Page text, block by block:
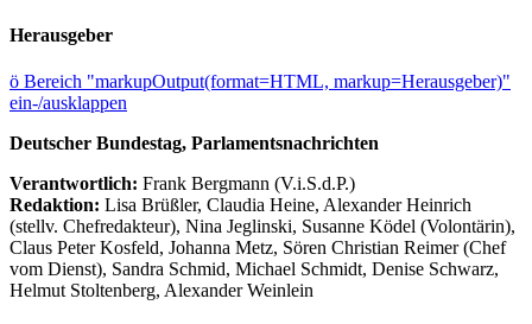
Herausgeber
ö Bereich "markupOutput(format=HTML, markup=Herausgeber)"
ein-/ausklappen
Deutscher Bundestag, Parlamentsnachrichten
Verantwortlich: Frank Bergmann (V.i.S.d.P.)
Redaktion: Lisa Brüßler, Claudia Heine, Alexander Heinrich
(stellv. Chefredakteur), Nina Jeglinski, Susanne Ködel (Volontärin),
Claus Peter Kosfeld, Johanna Metz, Sören Christian Reimer (Chef
vom Dienst), Sandra Schmid, Michael Schmidt, Denise Schwarz,
Helmut Stoltenberg, Alexander Weinlein